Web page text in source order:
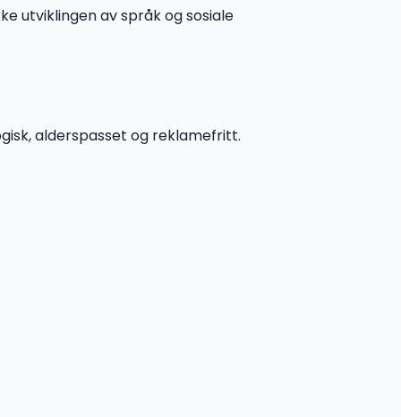
utviklingen av språk og sosiale
alderspasset og reklamefritt.